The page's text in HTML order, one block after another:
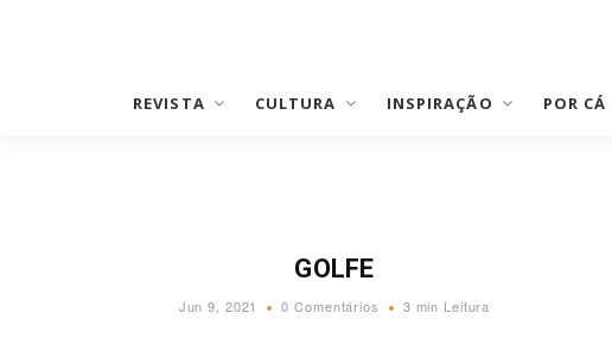
REVISTA CULTURA INSPIRAÇÃO POR CÁ
GOLFE
Jun 9, 2021 0 Comentários 3 min Leitura